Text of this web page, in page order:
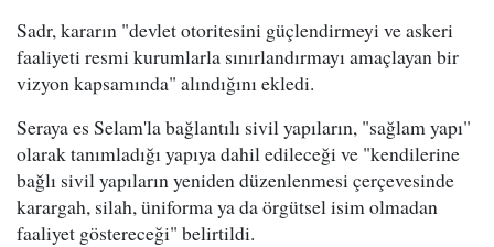
Sadr, kararın "devlet otoritesini güçlendirmeyi ve askeri
faaliyeti resmi kurumlarla sınırlandırmayı amaçlayan bir
vizyon kapsamında" alındığını ekledi.
Seraya es Selam'la bağlantılı sivil yapıların, "sağlam yapı"
olarak tanımladığı yapıya dahil edileceği ve "kendilerine
bağlı sivil yapıların yeniden düzenlenmesi çerçevesinde
karargah, silah, üniforma ya da örgütsel isim olmadan
faaliyet göstereceği" belirtildi.